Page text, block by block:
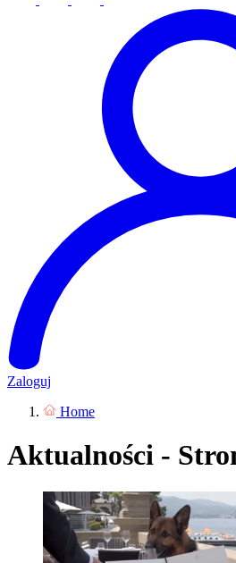
Zaloguj
Home
Aktualności -